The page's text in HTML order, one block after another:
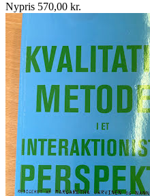
Nypris 570,00 kr.